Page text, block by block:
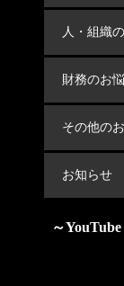
人・組織
財務のお
その他の
お知らせ
～YouTube